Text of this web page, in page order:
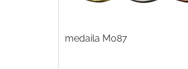
medaila M087